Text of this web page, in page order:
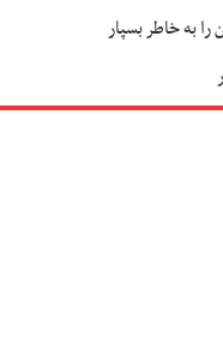
را به خاطر بسپار